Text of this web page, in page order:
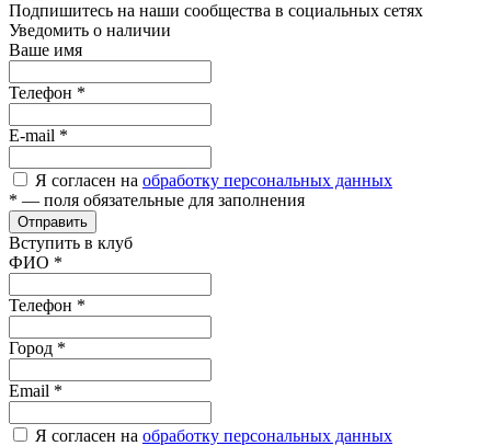
Подпишитесь на наши сообщества в социальных сетях
Уведомить о наличии
Ваше имя
Телефон *
E-mail *
Я согласен на обработку персональных данных
* — поля обязательные для заполнения
Отправить
Вступить в клуб
ФИО *
Телефон *
Город *
Email *
Я согласен на обработку персональных данных